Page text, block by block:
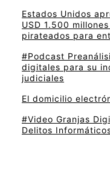
Estados Unidos
USD 1.500
pirateados para
#Podcast
digitales para su
judiciales
El domicilio
#Video Granjas
Delitos